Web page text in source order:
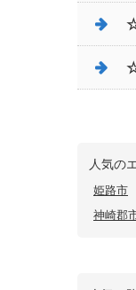
人気の
姫路市
神崎郡